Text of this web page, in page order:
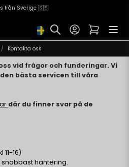
från Sverige 🇸🇪
Kontakta oss
vid frågor och funderingar. Vi
bästa servicen till våra
där du finner svar på de
16)
hantering.